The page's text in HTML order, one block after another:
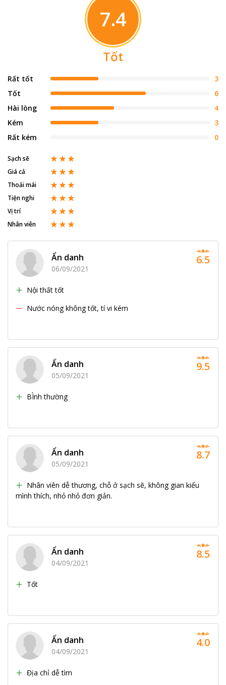
7.4
Tốt
Rất tốt
3
Tốt
6
Hài lòng
4
Kém
3
Rất kém
0
Sạch sẽ
Giá cả
Thoải mái
Tiện nghi
Vị trí
Nhân viên
Ẩn danh
06/09/2021
Nội thất tốt
Nước nóng không tốt, tí vi kém
6.5
Ẩn danh
05/09/2021
BÌnh thường
9.5
Ẩn danh
05/09/2021
Nhân viên dễ thương, chỗ ở sạch sẽ, không gian kiểu
mình thích, nhỏ nhỏ đơn giản.
8.7
Ẩn danh
04/09/2021
Tốt
8.5
Ẩn danh
04/09/2021
Địa chỉ dễ tìm
4.0